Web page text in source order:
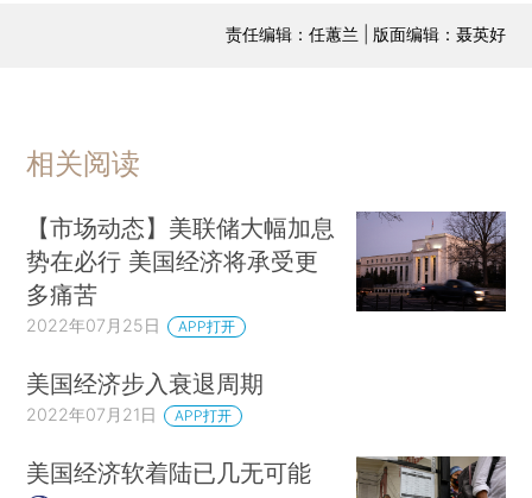
责任编辑：任蕙兰 | 版面编辑：聂英好
相关阅读
【市场动态】美联储大幅加息
势在必行 美国经济将承受更
多痛苦
2022年07月25日 APP打开
美国经济步入衰退周期
2022年07月21日 APP打开
美国经济软着陆已几无可能